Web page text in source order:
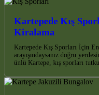
Kartepede Kış
Kiralama
Kartepede Kış Sporları İçin
arayışındaysanız doğru
ünlü Kartepe, kış sporları